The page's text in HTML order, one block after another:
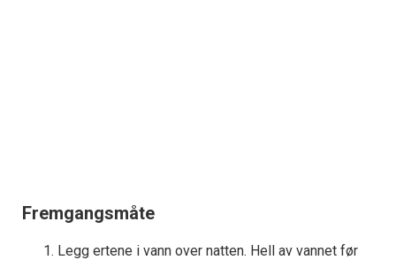
Fremgangsmåte
Legg ertene i vann over natten. Hell av vannet før